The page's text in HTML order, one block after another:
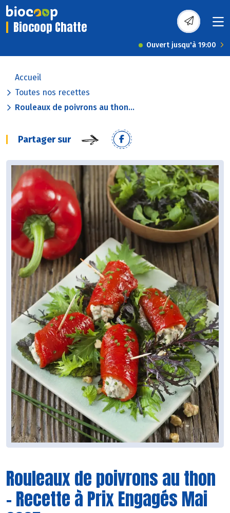
Biocoop Chatte
Ouvert jusqu'à 19:00
Accueil
Toutes nos recettes
Rouleaux de poivrons au thon...
Partager sur
Rouleaux de poivrons au thon
- Recette à Prix Engagés Mai